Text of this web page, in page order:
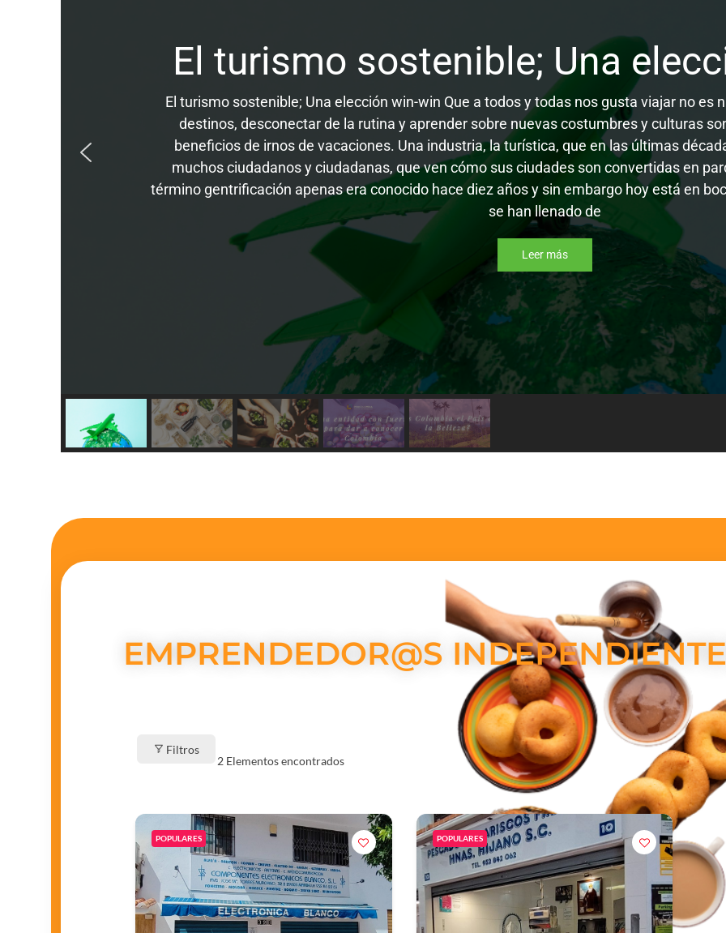
El turismo sostenible; Una
El turismo sostenible; Una elección win-win Que a todos y todas nos gusta viajar no es
destinos, desconectar de la rutina y aprender sobre nuevas costumbres y culturas
beneficios de irnos de vacaciones. Una industria, la turística, que en las últimas
muchos ciudadanos y ciudadanas, que ven cómo sus ciudades son convertidas en
término gentrificación apenas era conocido hace diez años y sin embargo hoy está en
se han llenado de
Leer más
EMPRENDEDOR@S
Filtros
2 Elementos encontrados
POPULARES POPULARES